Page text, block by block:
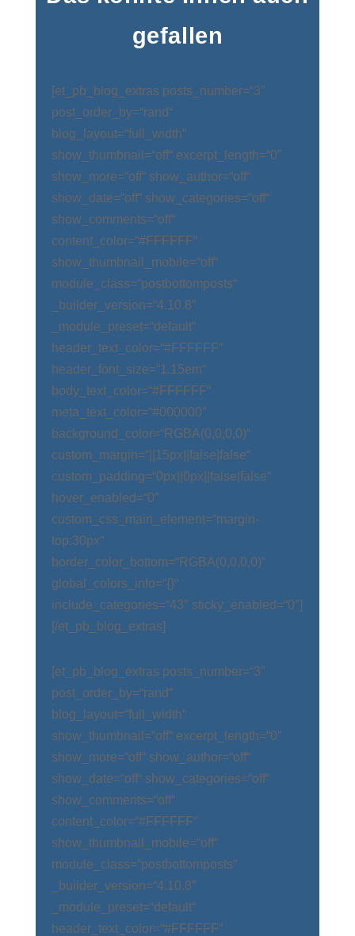
gefallen
[et_pb_blog_extras posts_number=“3″
post_order_by=“rand“
blog_layout=“full_width“
show_thumbnail=“off“ excerpt_length=“0″
show_more=“off“ show_author=“off“
show_date=“off“ show_categories=“off“
show_comments=“off“
content_color=“#FFFFFF“
show_thumbnail_mobile=“off“
module_class=“postbottomposts“
_builder_version=“4.10.8″
_module_preset=“default“
header_text_color=“#FFFFFF“
header_font_size=“1.15em“
body_text_color=“#FFFFFF“
meta_text_color=“#000000″
background_color=“RGBA(0,0,0,0)“
custom_margin=“||15px||false|false“
custom_padding=“0px||0px||false|false“
hover_enabled=“0″
custom_css_main_element=“margin-
top:30px“
border_color_bottom=“RGBA(0,0,0,0)“
global_colors_info=“{}“
include_categories=“43″ sticky_enabled=“0″]
[/et_pb_blog_extras]
[et_pb_blog_extras posts_number=“3″
post_order_by=“rand“
blog_layout=“full_width“
show_thumbnail=“off“ excerpt_length=“0″
show_more=“off“ show_author=“off“
show_date=“off“ show_categories=“off“
show_comments=“off“
content_color=“#FFFFFF“
show_thumbnail_mobile=“off“
module_class=“postbottomposts“
_builder_version=“4.10.8″
_module_preset=“default“
header_text_color=“#FFFFFF“